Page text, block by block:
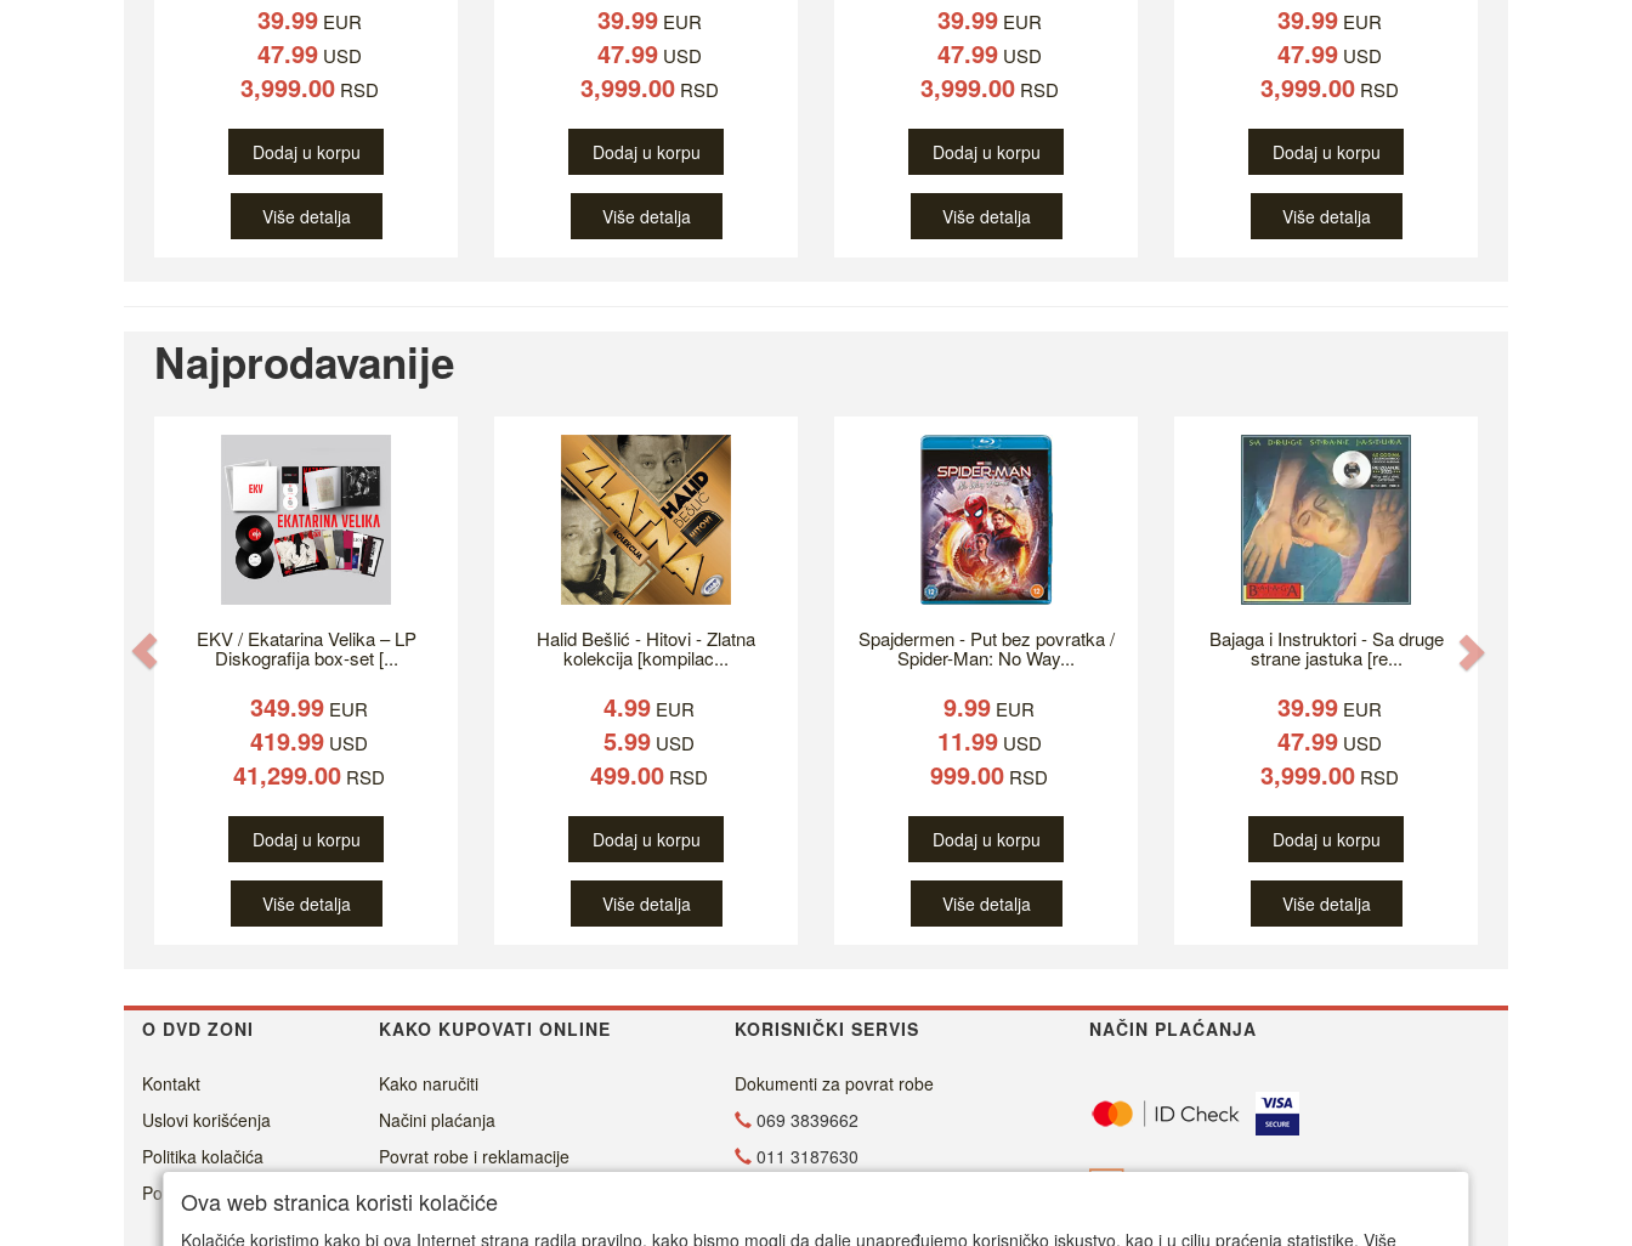
39.99EUR
47.99USD
3,999.00RSD
Dodaj u korpu
Više detalja
39.99EUR
47.99USD
3,999.00RSD
Dodaj u korpu
Više detalja
39.99EUR
47.99USD
3,999.00RSD
Dodaj u korpu
Više detalja
39.99EUR
47.99USD
3,999.00RSD
Dodaj u korpu
Više detalja
Najprodavanije
EKV / Ekatarina Velika – LP
Diskografija box-set [...
349.99 EUR
419.99 USD
41,299.00 RSD
Dodaj u korpu
Više detalja
Halid Bešlić - Hitovi - Zlatna
kolekcija [kompilac...
4.99 EUR
5.99 USD
499.00 RSD
Dodaj u korpu
Više detalja
Spajdermen - Put bez povratka /
Spider-Man: No Way...
9.99 EUR
11.99USD
999.00 RSD
Dodaj u korpu
Više detalja
Bajaga i Instruktori - Sa druge
strane jastuka [re...
39.99EUR
47.99USD
3,999.00RSD
Dodaj u korpu
Više detalja
Previous
O DVD ZONI KAKO KUPOVATI ONLINE KORISNIČKI SERVIS NAČIN PLAĆANJA
Kontakt
Uslovi korišćenja
Politika kolačića
Politika privatnosti
Kako naručiti
Načini plaćanja
Povrat robe i reklamacije
Cenovnik dostave
Isporuka
Dokumenti za povrat robe
069 3839662
011 3187630
office@dvdzona.co.rs
Ova web stranica koristi kolačiće
Kolačiće koristimo kako bi ova Internet strana radila pravilno, kako bismo mogli da dalje unapređujemo korisničko iskustvo, kao i u cilju praćenja statistike. Više